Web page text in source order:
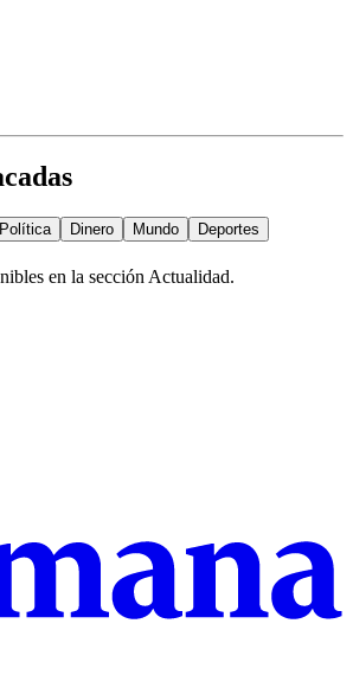
Política Dinero Mundo
Deportes
en la sección Actualidad.